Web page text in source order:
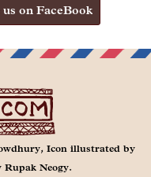
on FaceBook
Icon illustrated by
Neogy.